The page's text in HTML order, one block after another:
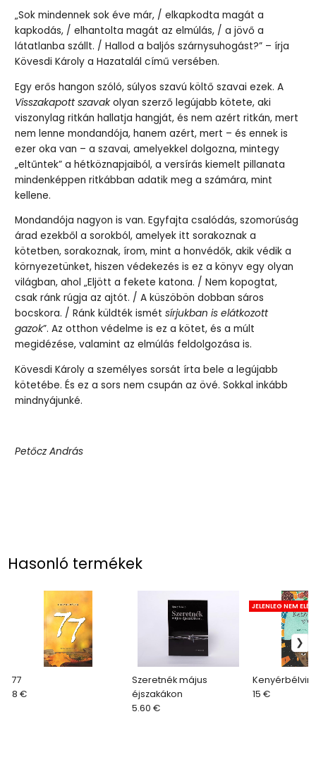
„Sok mindennek sok éve már, / elkapkodta magát a
kapkodás, / elhantolta magát az elmúlás, / a jövő a
látatlanba szállt. / Hallod a baljós szárnysuhogást?” – írja
Kövesdi Károly a Hazatalál című versében.
Egy erős hangon szóló, súlyos szavú költő szavai ezek. A
Visszakapott szavakolyan szerző legújabb kötete, aki
viszonylag ritkán hallatja hangját, és nem azért ritkán, mert
nem lenne mondandója, hanem azért, mert – és ennek is
ezer oka van – a szavai, amelyekkel dolgozna, mintegy
„eltűntek” a hétköznapjaiból, a versírás kiemelt pillanata
mindenképpen ritkábban adatik meg a számára, mint
kellene.
Mondandója nagyon is van. Egyfajta csalódás, szomorúság
árad ezekből a sorokból, amelyek itt sorakoznak a
kötetben, sorakoznak, írom, mint a honvédők, akik védik a
környezetünket, hiszen védekezés is ez a könyv egy olyan
világban, ahol „Eljött a fekete katona. / Nem kopogtat,
csak ránk rúgja az ajtót. / A küszöbön dobban sáros
bocskora. / Ránk küldték ismétsírjukban is elátkozott
gazok”. Az otthon védelme is ez a kötet, és a múlt
megidézése, valamint az elmúlás feldolgozása is.
Kövesdi Károly a személyes sorsát írta bele a legújabb
kötetébe. És ez a sors nem csupán az övé. Sokkal inkább
mindnyájunké.
Petőcz András
Hasonló termékek
77
8 €
Szeretnék május
éjszakákon
5.60 €
JELENLEG NEM
15 €